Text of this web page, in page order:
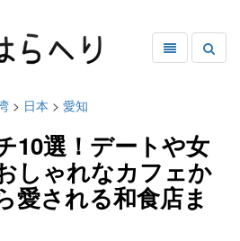
> 日本 > 愛知
10選！デートや女
しゃれなカフェか
愛される和食店ま